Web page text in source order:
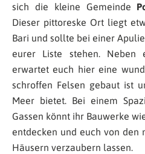
sich die kleine Gemeinde
Dieser pittoreske Ort liegt
Bari und sollte bei einer
eurer Liste stehen. Neben
erwartet euch hier eine
schroffen Felsen gebaut ist
Meer bietet. Bei einem
Gassen könnt ihr Bauwerke
entdecken und euch von den
Häusern verzaubern lassen.